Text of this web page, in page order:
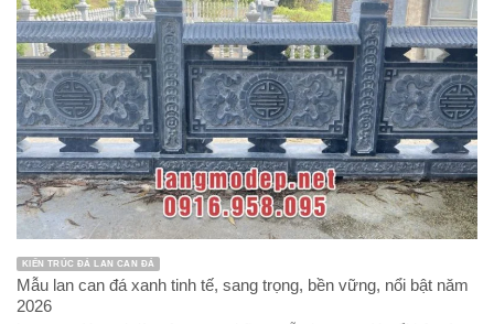
KIẾN TRÚC ĐÁ LAN CAN ĐÁ
Mẫu lan can đá xanh tinh tế, sang trọng, bền vững, nổi bật năm
2026